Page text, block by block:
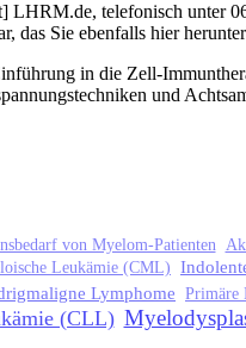
LHRM.de, telefonisch unter
das Sie ebenfalls hier
in die Zell-
und
von Myelom-Patienten
Leukämie (CML)
Lymphome Primäre
(CLL)